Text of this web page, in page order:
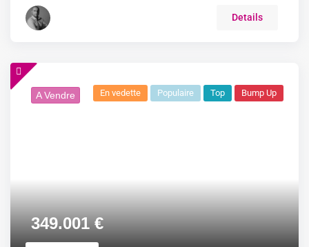
Details
A Vendre
349.001€
En vedette Populaire Top Bump Up